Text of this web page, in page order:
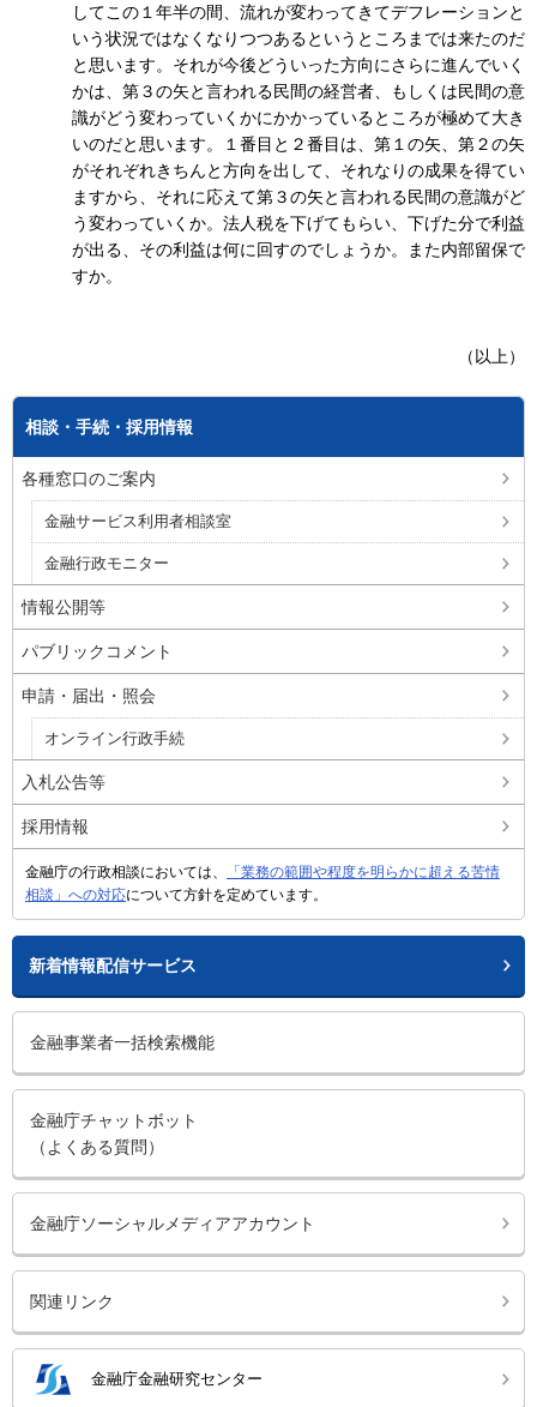
してこの１年半の間、流れが変わってきてデフレーションと
いう状況ではなくなりつつあるというところまでは来たのだ
と思います。それが今後どういった方向にさらに進んでいく
かは、第３の矢と言われる民間の経営者、もしくは民間の意
識がどう変わっていくかにかかっているところが極めて大き
いのだと思います。１番目と２番目は、第１の矢、第２の矢
がそれぞれきちんと方向を出して、それなりの成果を得てい
ますから、それに応えて第３の矢と言われる民間の意識がど
う変わっていくか。法人税を下げてもらい、下げた分で利益
が出る、その利益は何に回すのでしょうか。また内部留保で
すか。
（以上）
相談・手続・採用情報
各種窓口のご案内
金融サービス利用者相談室
金融行政モニター
情報公開等
パブリックコメント
申請・届出・照会
オンライン行政手続
入札公告等
採用情報
金融庁の行政相談においては、
「業務の範囲や程度を明らかに超える苦情
相談」への対応について方針を定めています。
新着情報配信サービス
金融事業者一括検索機能
金融庁チャットボット
（よくある質問）
金融庁ソーシャルメディアアカウント
関連リンク
金融庁金融研究センター